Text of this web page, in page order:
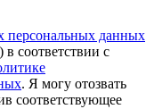
персональных данных
соответствии с
. Я могу отозвать
соответствующее